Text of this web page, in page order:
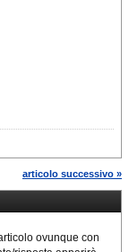
articolo successivo »
ovunque con